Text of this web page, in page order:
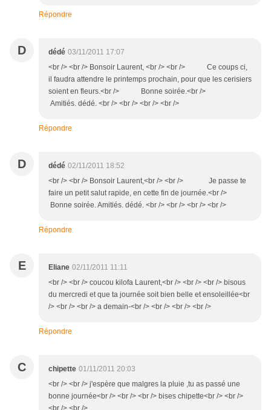
Répondre
D dédé 03/11/2011 17:07
<br /> <br /> Bonsoir Laurent, <br /> <br /> Ce coups ci,
il faudra attendre le printemps prochain, pour que les cerisiers
soient en fleurs.<br /> Bonne soirée.<br />
Amitiés. dédé. <br /> <br /> <br /> <br />
Répondre
D dédé 02/11/2011 18:52
<br /> <br /> Bonsoir Laurent,<br /> <br /> Je passe te
faire un petit salut rapide, en cette fin de journée.<br />
Bonne soirée. Amitiés. dédé. <br /> <br /> <br /> <br />
Répondre
E Eliane 02/11/2011 11:11
<br /> <br /> coucou kilofa Laurent,<br /> <br /> <br /> bisous
du mercredi et que ta journée soit bien belle et ensoleillée<br
/> <br /> <br /> a demain-<br /> <br /> <br /> <br />
Répondre
C chipette 01/11/2011 20:03
<br /> <br /> j'espère que malgres la pluie ,tu as passé une
bonne journée<br /> <br /> <br /> bises chipette<br /> <br />
<br /> <br />